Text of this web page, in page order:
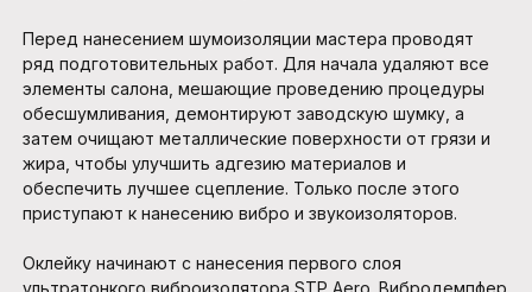
Перед нанесением шумоизоляции мастера проводят
ряд подготовительных работ. Для начала удаляют все
элементы салона, мешающие проведению процедуры
обесшумливания, демонтируют заводскую шумку, а
затем очищают металлические поверхности от грязи и
жира, чтобы улучшить адгезию материалов и
обеспечить лучшее сцепление. Только после этого
приступают к нанесению вибро и звукоизоляторов.
Оклейку начинают с нанесения первого слоя
ультратонкого виброизолятора STP Aero. Вибродемпфер